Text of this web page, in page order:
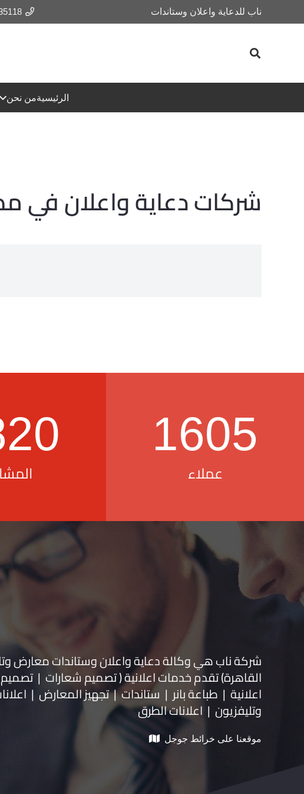
ناب للدعاية واعلان وستاندات
الرئيسيةمن نحن
شركات دعاية واعلان في
1605
عملاء
شركة ناب هي وكالة دعاية واعلان وستاندات معارضو
القاهرة) تقدم خدمات اعلانية ( تصميم شعارات |
اعلانية | طباعة بانر | ستاندات | تجهيز المعارض |
وتليفزيون | اعلانات الطرق
موقعنا على خرائط جوجل